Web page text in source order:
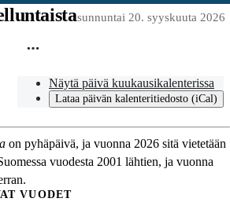
sunnuntai 20. syyskuuta 2026
Näytä päivä kuukausikalenterissa
Lataa päivän kalenteritiedosto (iCal)
on pyhäpäivä, ja vuonna 2026 sitä vietetään
vuodesta 2001 lähtien, ja vuonna
VUODET